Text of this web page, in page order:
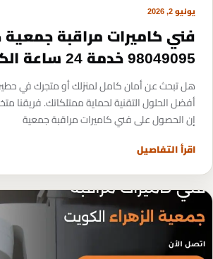
يونيو 2, 2026
فني كاميرات مراقبة
98049095 خدمة 24 ساعة الكويت
هل تبحث عن أمان كامل لمنزلك أو متجرك في
أفضل الحلول التقنية لحماية ممتلكاتك.
إن الحصول على فني كاميرات مراقبة جمعية
اقرأ التفاصيل